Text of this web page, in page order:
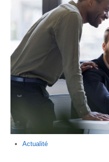
Actualité